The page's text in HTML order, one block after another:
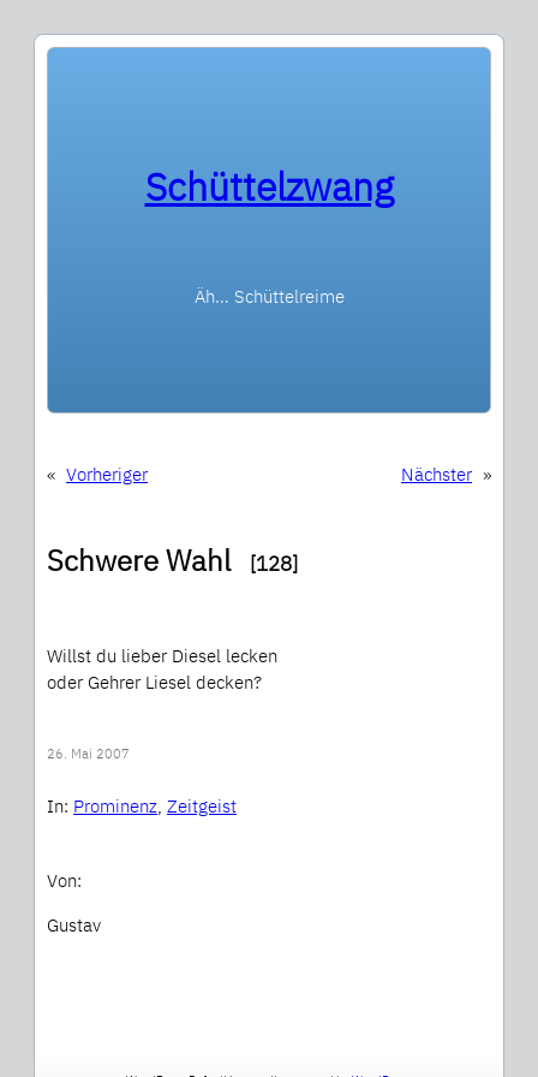
Schüttelzwang
Äh… Schüttelreime
« Vorheriger Nächster »
Schwere Wahl[128]
Willst du lieber Diesel lecken
oder Gehrer Liesel decken?
26. Mai 2007
In: Prominenz, Zeitgeist
Von:
Gustav